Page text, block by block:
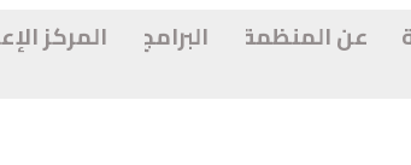
عن المنظمة البرامج المركز